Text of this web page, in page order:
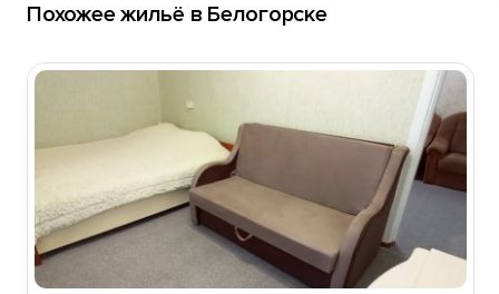
Похожее жильё в Белогорске